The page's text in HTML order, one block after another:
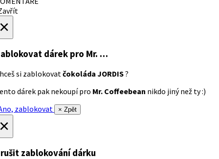
dárek pro Mr. …
si zablokovat čokoláda JORDIS?
dárek pak nekoupí pro Mr. Coffeebean nikdo jiný než ty :)
zablokovat
× Zpět
zablokování dárku